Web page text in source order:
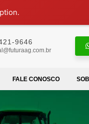
9646
FALE CONOSCO